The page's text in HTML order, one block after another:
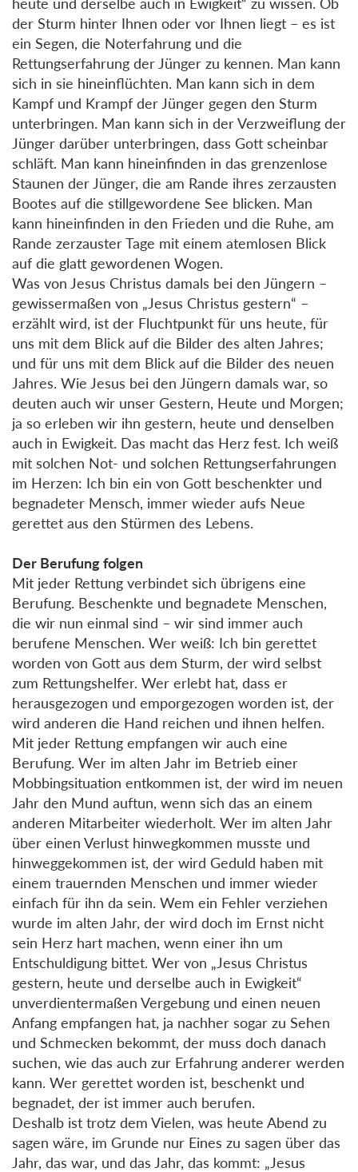
der Sturm hinter Ihnen oder vor Ihnen liegt – es ist
ein Segen, die Noterfahrung und die
Rettungserfahrung der Jünger zu kennen. Man kann
sich in sie hineinflüchten. Man kann sich in dem
Kampf und Krampf der Jünger gegen den Sturm
unterbringen. Man kann sich in der Verzweiflung der
Jünger darüber unterbringen, dass Gott scheinbar
schläft. Man kann hineinfinden in das grenzenlose
Staunen der Jünger, die am Rande ihres zerzausten
Bootes auf die stillgewordene See blicken. Man
kann hineinfinden in den Frieden und die Ruhe, am
Rande zerzauster Tage mit einem atemlosen Blick
auf die glatt gewordenen Wogen.
Was von Jesus Christus damals bei den Jüngern –
gewissermaßen von „Jesus Christus gestern“ –
erzählt wird, ist der Fluchtpunkt für uns heute, für
uns mit dem Blick auf die Bilder des alten Jahres;
und für uns mit dem Blick auf die Bilder des neuen
Jahres. Wie Jesus bei den Jüngern damals war, so
deuten auch wir unser Gestern, Heute und Morgen;
ja so erleben wir ihn gestern, heute und denselben
auch in Ewigkeit. Das macht das Herz fest. Ich weiß
mit solchen Not- und solchen Rettungserfahrungen
im Herzen: Ich bin ein von Gott beschenkter und
begnadeter Mensch, immer wieder aufs Neue
gerettet aus den Stürmen des Lebens.
Der Berufung folgen
Mit jeder Rettung verbindet sich übrigens eine
Berufung. Beschenkte und begnadete Menschen,
die wir nun einmal sind – wir sind immer auch
berufene Menschen. Wer weiß: Ich bin gerettet
worden von Gott aus dem Sturm, der wird selbst
zum Rettungshelfer. Wer erlebt hat, dass er
herausgezogen und emporgezogen worden ist, der
wird anderen die Hand reichen und ihnen helfen.
Mit jeder Rettung empfangen wir auch eine
Berufung. Wer im alten Jahr im Betrieb einer
Mobbingsituation entkommen ist, der wird im neuen
Jahr den Mund auftun, wenn sich das an einem
anderen Mitarbeiter wiederholt. Wer im alten Jahr
über einen Verlust hinwegkommen musste und
hinweggekommen ist, der wird Geduld haben mit
einem trauernden Menschen und immer wieder
einfach für ihn da sein. Wem ein Fehler verziehen
wurde im alten Jahr, der wird doch im Ernst nicht
sein Herz hart machen, wenn einer ihn um
Entschuldigung bittet. Wer von „Jesus Christus
gestern, heute und derselbe auch in Ewigkeit“
unverdientermaßen Vergebung und einen neuen
Anfang empfangen hat, ja nachher sogar zu Sehen
und Schmecken bekommt, der muss doch danach
suchen, wie das auch zur Erfahrung anderer werden
kann. Wer gerettet worden ist, beschenkt und
begnadet, der ist immer auch berufen.
Deshalb ist trotz dem Vielen, was heute Abend zu
sagen wäre, im Grunde nur Eines zu sagen über das
Jahr, das war, und das Jahr, das kommt: „Jesus